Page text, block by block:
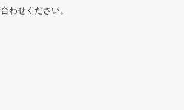
わせください。